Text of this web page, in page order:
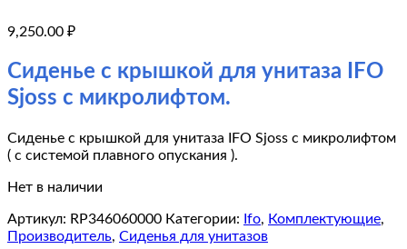
9,250.00 ₽
Сиденье с крышкой для унитаза IFO
Sjoss с микролифтом.
Сиденье с крышкой для унитаза IFO Sjoss с микролифтом
( с системой плавного опускания ).
Нет в наличии
Артикул: RP346060000 Категории: Ifo, Комплектующие,
Производитель, Сиденья для унитазов